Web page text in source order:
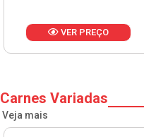
VER PREÇO
Carnes Variadas
Veja mais